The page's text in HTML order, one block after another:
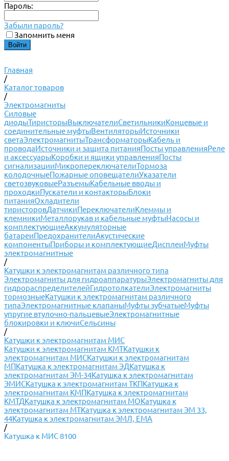
Пароль:
Забыли пароль?
Запомнить меня
Главная
/
Каталог товаров
/
Электромагниты
Силовые
диодыТиристорыВыключателиСветильникиКонцевые и
соединительные муфтыВентиляторыИсточники
светаЭлектромагнитыТрансформаторыКабель и
проводаИсточники и защита питанияПосты управленияРеле
и аксессуарыКоробки и ящики управленияПосты
сигнализацииМикропереключателиТормоза
колодочныеПожарные оповещателиУказатели
светозвуковыеРазъемыКабельные вводы и
проходкиПускатели и контакторыБлоки
питанияОхладители
тиристоровДатчикиПереключателиКлеммы и
клемникиМеталлорукав и кабельные муфтыНасосы и
комплектующиеАккумуляторные
батареиПредохранителиАкустические
компонентыПриборы и комплектующиеДисплеиМуфты
электромагнитные
/
Катушки к электромагнитам различного типа
Электромагниты для гидроаппаратурыЭлектромагниты для
гидрораспределителейГидротолкателиЭлектромагниты
тормозныеКатушки к электромагнитам различного
типаЭлектромагнитные клапаныМуфты зубчатыеМуфты
упругие втулочно-пальцевыеЭлектромагнитные
блокировки и ключиСельсины
/
Катушки к электромагнитам МИС
Катушки к электромагнитам КМТКатушки к
электромагнитам МИСКатушки к электромагнитам
МПКатушка к электромагнитам ЭДКатушка к
электромагнитам ЭМ-34Катушка к электромагнитам
ЭМИСКатушка к электромагнитам ТКПКатушка к
электромагнитам КМПКатушка к электромагнитам
КМТДКатушка к электромагнитам МОКатушка к
электромагнитам МТКатушка к электромагнитам ЭМ 33,
44Катушка к электромагнитам ЭМЛ, ЕМА
/
Катушка к МИС 8100